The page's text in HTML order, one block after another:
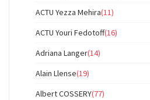
ACTU Yezza Mehira(11)
ACTU Youri Fedotoff(16)
Adriana Langer(14)
Alain Llense(19)
Albert COSSERY(77)